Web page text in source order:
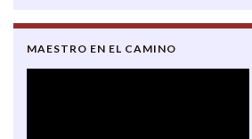
MAESTRO EN EL CAMINO